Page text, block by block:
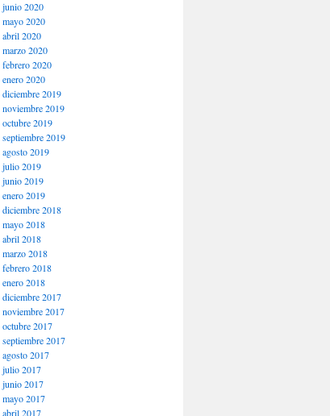
junio 2020
mayo 2020
abril 2020
marzo 2020
febrero 2020
enero 2020
diciembre 2019
noviembre 2019
octubre 2019
septiembre 2019
agosto 2019
julio 2019
junio 2019
enero 2019
diciembre 2018
mayo 2018
abril 2018
marzo 2018
febrero 2018
enero 2018
diciembre 2017
noviembre 2017
octubre 2017
septiembre 2017
agosto 2017
julio 2017
junio 2017
mayo 2017
abril 2017